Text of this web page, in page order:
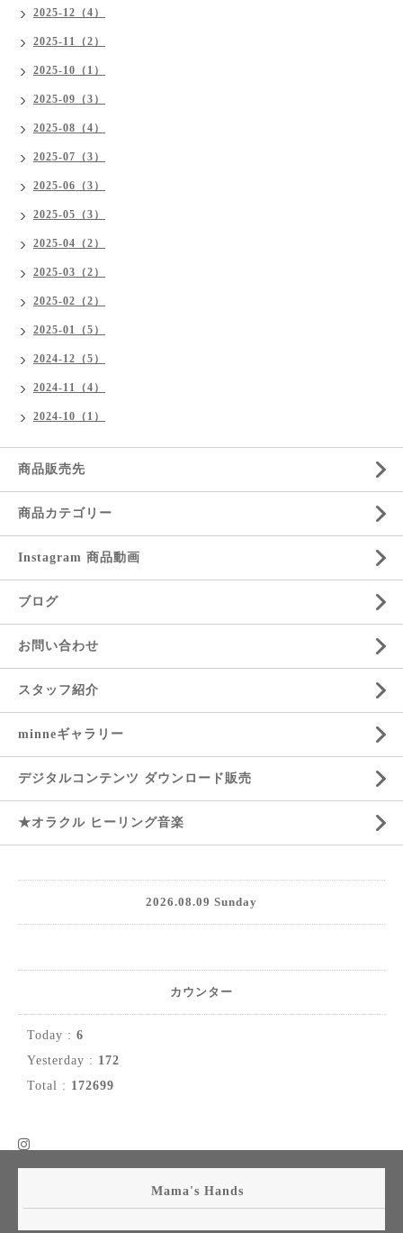
2025-12（4）
2025-11（2）
2025-10（1）
2025-09（3）
2025-08（4）
2025-07（3）
2025-06（3）
2025-05（3）
2025-04（2）
2025-03（2）
2025-02（2）
2025-01（5）
2024-12（5）
2024-11（4）
2024-10（1）
商品販売先
商品カテゴリー
Instagram 商品動画
ブログ
お問い合わせ
スタッフ紹介
minneギャラリー
デジタルコンテンツ ダウンロード販売
★オラクル ヒーリング音楽
2026.08.09 Sunday
カウンター
Today : 6
Yesterday : 172
Total : 172699
Mama's Hands